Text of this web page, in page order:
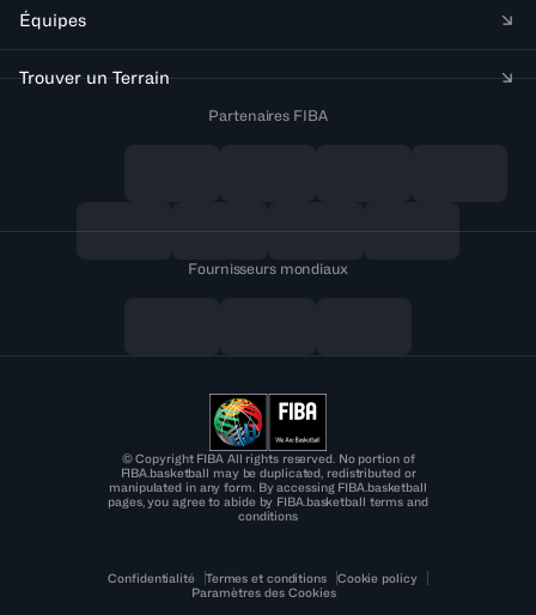
Équipes
Trouver un Terrain
Partenaires FIBA
Fournisseurs mondiaux
© Copyright FIBA All rights reserved. No portion of
FIBA.basketball may be duplicated, redistributed or
manipulated in any form. By accessing FIBA.basketball
pages, you agree to abide by FIBA.basketball terms and
conditions
Confidentialité Termes et conditions
Cookie policy
Paramètres des Cookies